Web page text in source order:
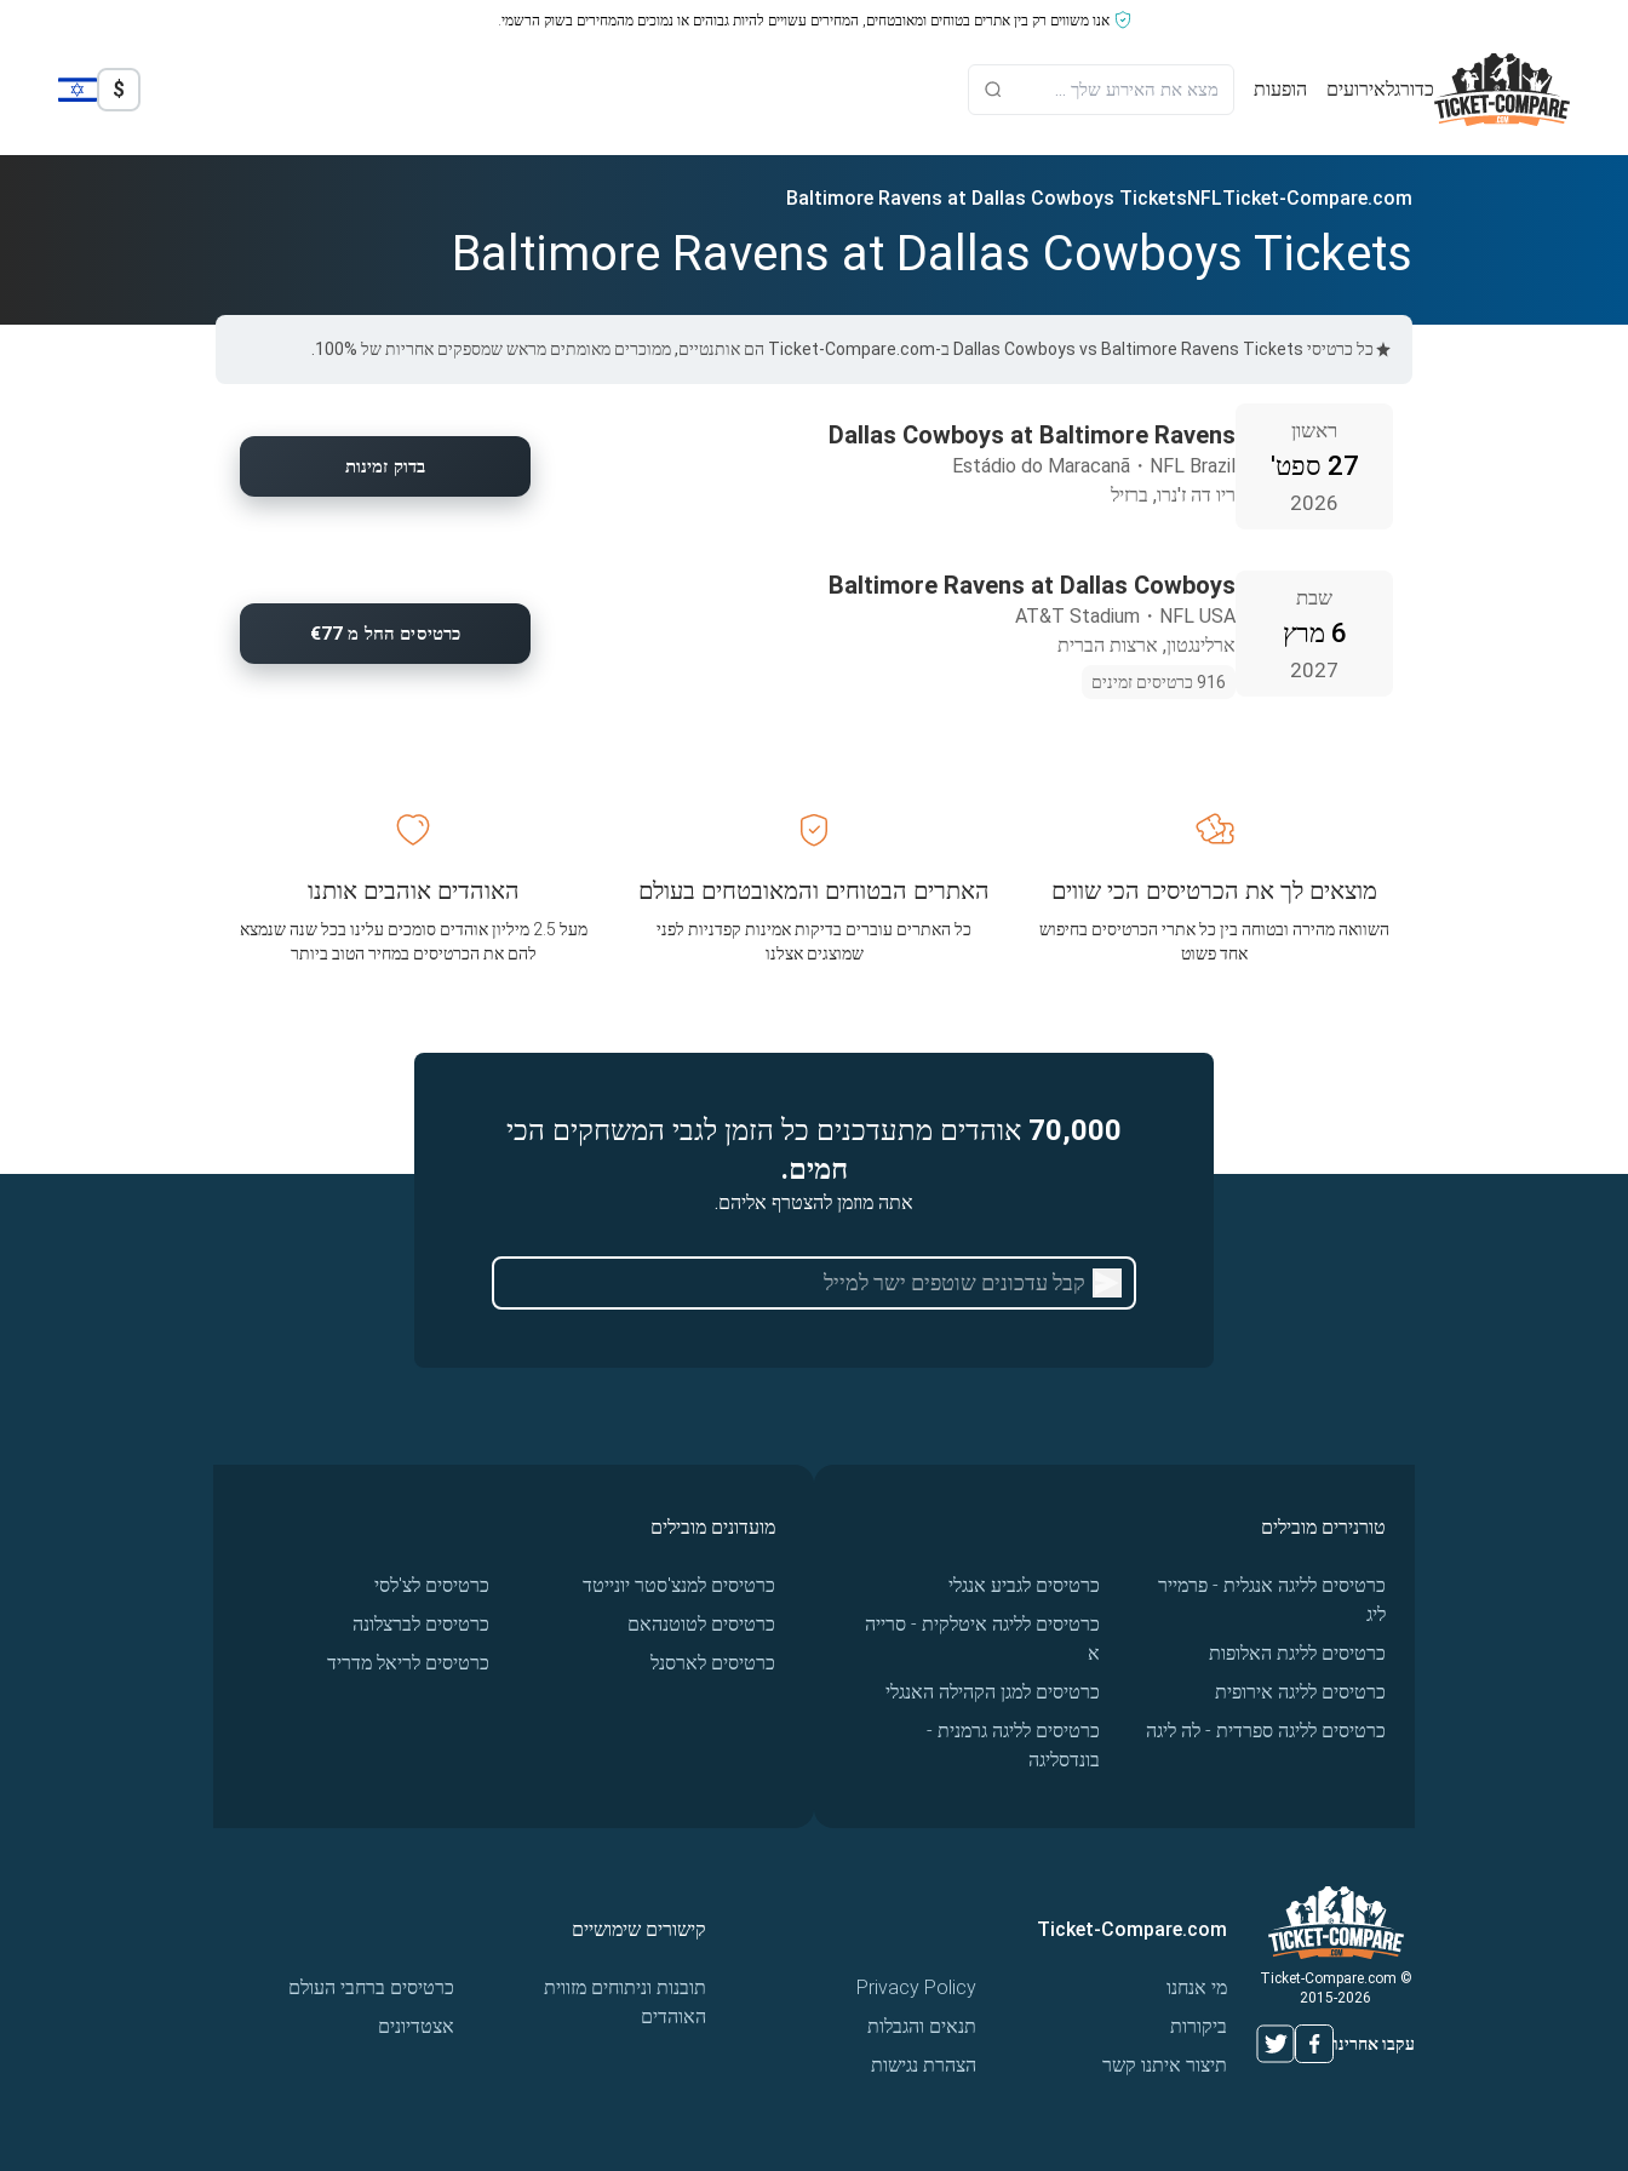
אנו משווים רק בין אתרים בטוחים ומאובטחים, המחירים עשויים להיות גבוהים או נמוכים מהמחירים בשוק הרשמי.
כדורגלאירועים הופעות $
Ticket-Compare.com
NFL
Baltimore Ravens at Dallas Cowboys Tickets
Baltimore Ravens at Dallas Cowboys Tickets
כל כרטיסי Dallas Cowboys vs Baltimore Ravens Tickets ב-Ticket-Compare.com הם אותנטיים, ממוכרים מאומתים מראש שמספקים אחריות של 100%.
ראשון
27 ספט'
2026
Dallas Cowboys at Baltimore Ravens
NFL Brazil
・
Estádio do Maracanã
ריו דה ז'נרו, ברזיל
בדוק זמינות
שבת
6 מרץ
2027
Baltimore Ravens at Dallas Cowboys
NFL USA
・
AT&T Stadium
ארלינגטון, ארצות הברית
916 כרטיסים זמינים
כרטיסים החל מ €77
האתרים הבטוחים והמאובטחים בעולם
כל האתרים עוברים בדיקות אמינות קפדניות לפני
שמוצגים אצלנו
מוצאים לך את הכרטיסים הכי שווים
השוואה מהירה ובטוחה בין כל אתרי הכרטיסים בחיפוש
אחד פשוט
האוהדים אוהבים אותנו
מעל 2.5 מיליון אוהדים סומכים עלינו בכל שנה שנמצא
להם את הכרטיסים במחיר הטוב ביותר
70,000 אוהדים מתעדכנים כל הזמן לגבי המשחקים הכי
חמים.
אתה מוזמן להצטרף אליהם.
טורנירים מובילים
כרטיסים לליגה אנגלית - פרמייר
ליג
כרטיסים לליגת האלופות
כרטיסים לליגה אירופית
כרטיסים לליגה ספרדית - לה ליגה
כרטיסים לגביע אנגלי
כרטיסים לליגה איטלקית - סרייה
א
כרטיסים למגן הקהילה האנגלי
כרטיסים לליגה גרמנית -
בונדסליגה
מועדונים מובילים
כרטיסים למנצ'סטר יונייטד
כרטיסים לטוטנהאם
כרטיסים לארסנל
כרטיסים לצ'לסי
כרטיסים לברצלונה
כרטיסים לריאל מדריד
© Ticket-Compare.com
2015-2026
עקבו אחרינו
Ticket-Compare.com
מי אנחנו
ביקורות
תיצור איתנו קשר
Privacy Policy
תנאים והגבלות
הצהרת נגישות
קישורים שימושיים
תובנות וניתוחים מזווית
האוהדים
כרטיסים ברחבי העולם
אצטדיונים